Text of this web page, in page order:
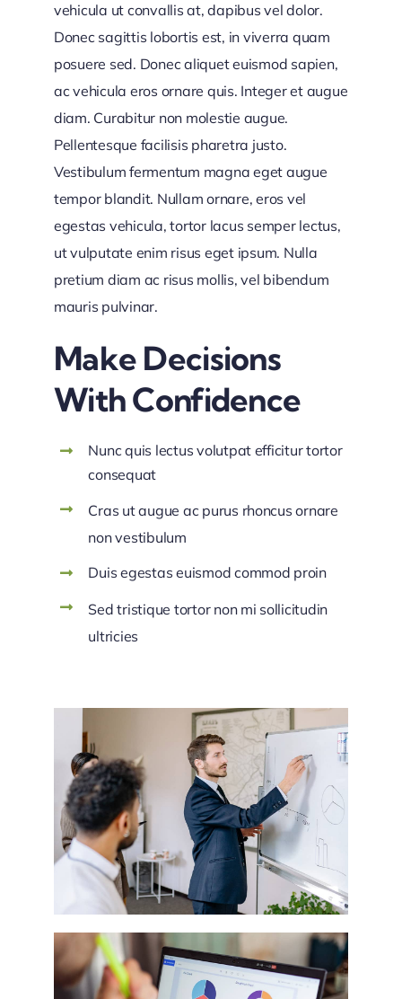
vehicula ut convallis at, dapibus vel dolor.
Donec sagittis lobortis est, in viverra quam
posuere sed. Donec aliquet euismod sapien,
ac vehicula eros ornare quis. Integer et augue
diam. Curabitur non molestie augue.
Pellentesque facilisis pharetra justo.
Vestibulum fermentum magna eget augue
tempor blandit. Nullam ornare, eros vel
egestas vehicula, tortor lacus semper lectus,
ut vulputate enim risus eget ipsum. Nulla
pretium diam ac risus mollis, vel bibendum
mauris pulvinar.
Make Decisions
With Confidence
Nunc quis lectus volutpat efficitur tortor
consequat
Cras ut augue ac purus rhoncus ornare
non vestibulum
Duis egestas euismod commod proin
Sed tristique tortor non mi sollicitudin
ultricies